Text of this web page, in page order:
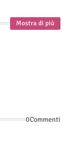
Mostra di più
0Commenti